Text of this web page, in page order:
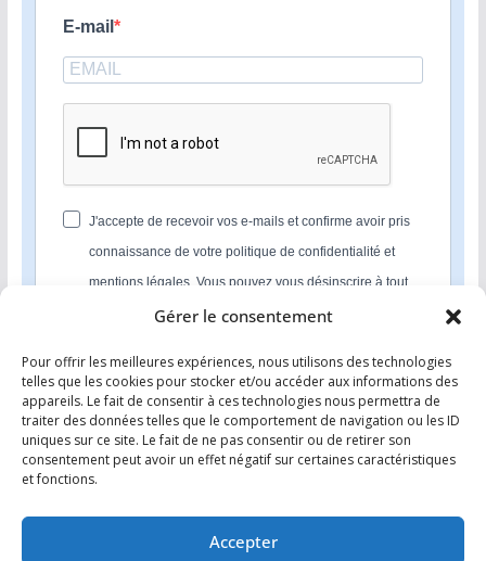
Gérer le consentement
Pour offrir les meilleures expériences, nous utilisons des technologies
telles que les cookies pour stocker et/ou accéder aux informations des
appareils. Le fait de consentir à ces technologies nous permettra de
traiter des données telles que le comportement de navigation ou les ID
uniques sur ce site. Le fait de ne pas consentir ou de retirer son
consentement peut avoir un effet négatif sur certaines caractéristiques
et fonctions.
Accepter
E-mail
J'accepte de recevoir vos e-mails et confirme avoir pris
connaissance de votre politique de confidentialité et
mentions légales. Vous pouvez vous désinscrire à tout
moment en cliquant sur le lien présent dans nos emails.
S'INSCRIRE
Nous utilisons Sendinblue en tant que plateforme
marketing. En soumettant ce formulaire, vous
reconnaissez que les informations que vous allez fournir
seront transmises à Sendinblue en sa qualité de